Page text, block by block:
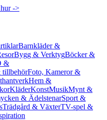
->
Barnkläder &
Bygg & VerktygBöcker &
&
tillbehörFoto, Kameror &
Hem &
KläderKonstMusikMynt &
& ÄdelstenarSport &
Trädgård & VäxterTV-spel &